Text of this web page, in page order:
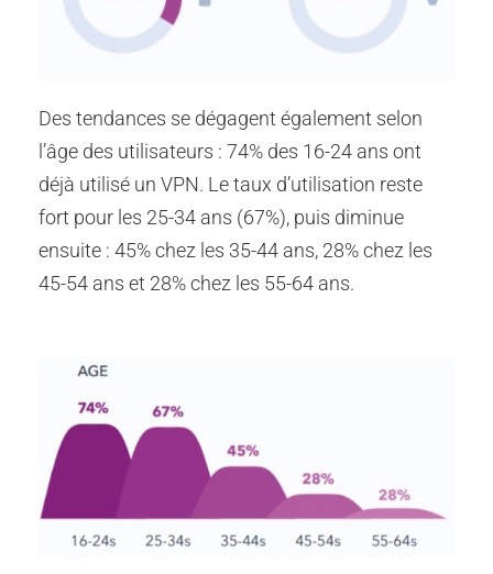
Des tendances se dégagent également selon
l’âge des utilisateurs : 74% des 16-24 ans ont
déjà utilisé un VPN. Le taux d’utilisation reste
fort pour les 25-34 ans (67%), puis diminue
ensuite : 45% chez les 35-44 ans, 28% chez les
45-54 ans et 28% chez les 55-64 ans.